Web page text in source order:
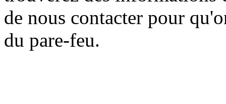
de nous contacter pour
du pare-feu.